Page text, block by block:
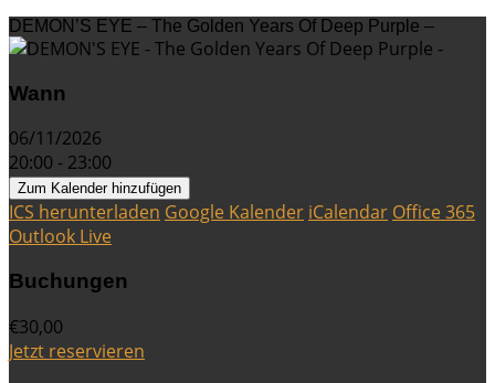
DEMON’S EYE – The Golden Years Of Deep Purple –
Wann
06/11/2026
20:00 - 23:00
Zum Kalender hinzufügen
ICS herunterladen Google Kalender iCalendar Office 365
Outlook Live
Buchungen
€30,00
Jetzt reservieren